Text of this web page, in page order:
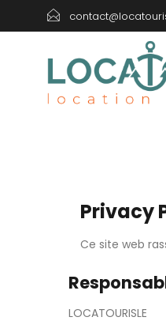
Privacy
Ce site web
LOCATOURISLE